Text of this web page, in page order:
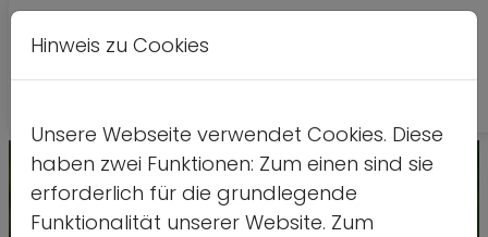
Leichte
Hinweis zu Cookies
Unsere Webseite verwendet Cookies. Diese
haben zwei Funktionen: Zum einen sind sie
erforderlich für die grundlegende
Funktionalität unserer Website. Zum